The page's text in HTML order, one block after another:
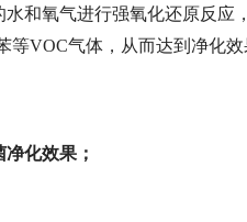
和氧气进行强氧化还原反应
VOC气体，从而达到净化效
菌净化效果；
气中异味气体；